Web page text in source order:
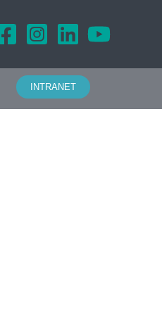
INTRANET